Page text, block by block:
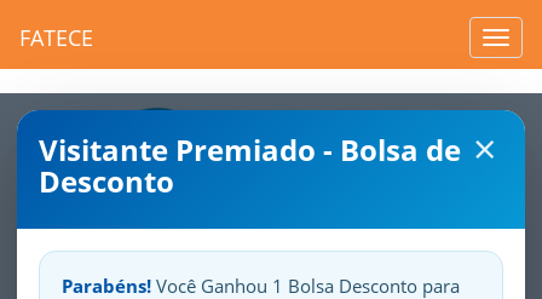
FATECE
×
Visitante Premiado - Bolsa de
Desconto
Parabéns! Você Ganhou 1 Bolsa Desconto para